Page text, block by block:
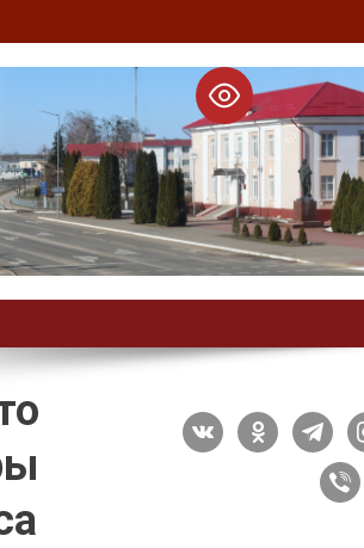
vkontakteodnoklassniki
viber